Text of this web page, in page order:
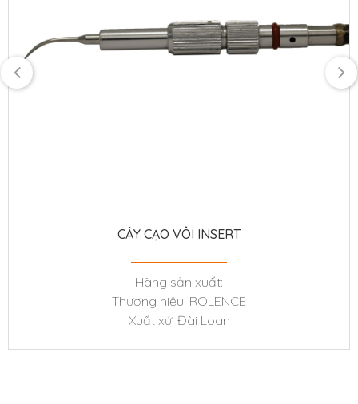
CÂY CẠO VÔI INSERT
Hãng sản xuất:
Thương hiệu: ROLENCE
Xuất xứ: Đài Loan